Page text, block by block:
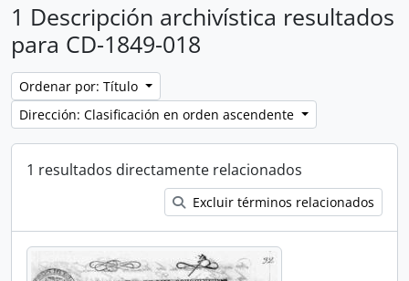
1 Descripción archivística resultados
para CD-1849-018
Ordenar por: Título
Dirección: Clasificación en orden ascendente
1 resultados directamente relacionados
Excluir términos relacionados